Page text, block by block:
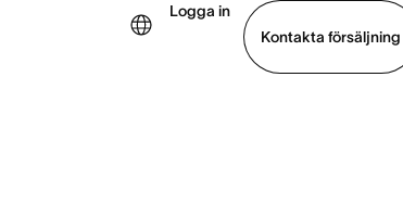
Logga in
Kontakta försäljning